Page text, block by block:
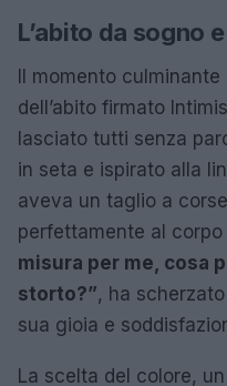
L’abito da sogno
Il momento
dell’abito firmato
lasciato tutti senza
in seta e ispirato alla
aveva un taglio a
perfettamente al corpo
misura per me, cosa
storto?”, ha
sua gioia e
La scelta del colore,